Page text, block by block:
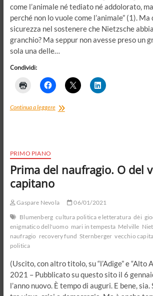
come l’animale né tediato né addolorato,
perché non lo vuole come l’animale” (1).
sicurezza nel sostenere che Nietzsche
granchio? Ma seppur non avesse preso un
sola una delle…
Condividi:
Continua a leggereContadini,
e
storia
PRIMO PIANO
Prima del naufragio. O del
capitano
Gaspare Nevola
06/01/2021
Blumenberg cultura politica e letteratura dèi
enigmatico dell'uomo mari in tempesta Melville
naufragio recovery fund Sternberger vecchio
politica
(Uscito, con altro titolo, su “l’Adige” e “Alto
2021 – Pubblicato su questo sito il 6
l’anno nuovo. È tempo di auguri. E bene,